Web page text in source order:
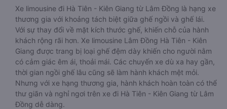
Xe limousine đi Hà Tiên - Kiên Giang từ Lâm Đồng là hạng xe
thương gia với khoảng tách biệt giữa ghế ngồi và ghế lái.
Với sự thay đổi về mặt kích thước ghế, khiến chỗ của hành
khách rộng rãi hơn. Xe limousine Lâm Đồng Hà Tiên - Kiên
Giang được trang bị loại ghế đệm dày khiến cho người nằm
có cảm giác êm ái, thoải mái. Các chuyến xe dù xa hay gần,
thời gian ngồi ghế lâu cũng sẽ làm hành khách mệt mỏi.
Nhưng với xe hạng thương gia, hành khách hoàn toàn có thể
thư giãn và nghỉ ngơi trên xe đi Hà Tiên - Kiên Giang từ Lâm
Đồng dễ dàng.